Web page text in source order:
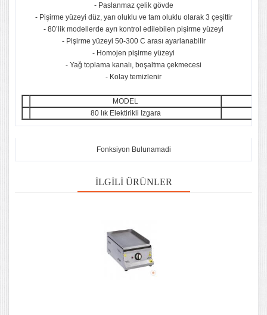
- Paslanmaz çelik gövde
- Pişirme yüzeyi düz, yarı oluklu ve tam oluklu olarak 3 çeşittir
- 80’lik modellerde ayrı kontrol edilebilen pişirme yüzeyi
- Pişirme yüzeyi 50-300 C arası ayarlanabilir
- Homojen pişirme yüzeyi
- Yağ toplama kanalı, boşaltma çekmecesi
- Kolay temizlenir
MODEL
80 lık Elektirikli Izgara
Fonksiyon Bulunamadi
İLGILI ÜRÜNLER